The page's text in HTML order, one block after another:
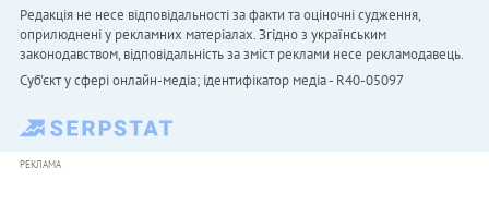
Редакція не несе відповідальності за факти та оціночні судження,
оприлюднені у рекламних матеріалах. Згідно з українським
законодавством, відповідальність за зміст реклами несе рекламодавець.
Cуб'єкт у сфері онлайн-медіа; ідентифікатор медіа - R40-05097
РЕКЛАМА